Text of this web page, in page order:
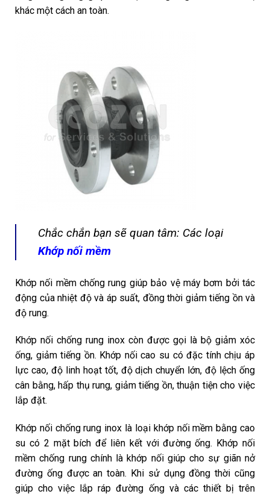
khác một cách an toàn.
Chắc chắn bạn sẽ quan tâm: Các loại
Khớp nối mềm
Khớp nối mềm chống rung giúp bảo vệ máy bơm bởi tác
động của nhiệt độ và áp suất, đồng thời giảm tiếng ồn và
độ rung.
Khớp nối chống rung inox còn được gọi là bộ giảm xóc
ống, giảm tiếng ồn. Khớp nối cao su có đặc tính chịu áp
lực cao, độ linh hoạt tốt, độ dịch chuyển lớn, độ lệch ống
cân bằng, hấp thụ rung, giảm tiếng ồn, thuận tiện cho việc
lắp đặt.
Khớp nối chống rung inox là loại khớp nối mềm bằng cao
su có 2 mặt bích để liên kết với đường ống. Khớp nối
mềm chống rung chính là khớp nối giúp cho sự giãn nở
đường ống được an toàn. Khi sử dụng đồng thời cũng
giúp cho việc lắp ráp đường ống và các thiết bị trên